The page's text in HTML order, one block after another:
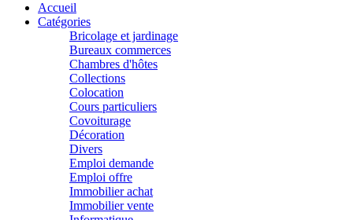
Accueil
Catégories
Bricolage et jardinage
Bureaux commerces
Chambres d'hôtes
Collections
Colocation
Cours particuliers
Covoiturage
Décoration
Divers
Emploi demande
Emploi offre
Immobilier achat
Immobilier vente